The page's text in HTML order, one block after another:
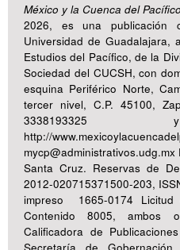
México y la Cuenca del Pacífico
2026, es una publicación
Universidad de Guadalajara,
Estudios del Pacífico, de la
Sociedad del CUCSH, con
esquina Periférico Norte,
tercer nivel, C.P. 45100,
3338193325
http://
Santa Cruz. Reservas de
2012-020715371500-203,
impreso 1665-0174
Contenido 8005, ambos
Calificadora de
Secretaría de